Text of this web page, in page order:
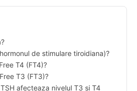
de stimulare tiroidiana)?
T4 (FT4)?
T3 (FT3)?
afecteaza nivelul T3 si T4